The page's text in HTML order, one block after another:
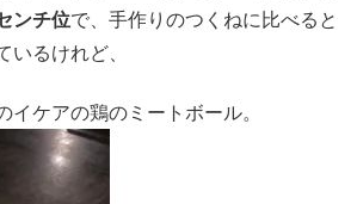
ンチ位で、手作りのつくねに比べると
いるけれど、
イケアの鶏のミートボール。